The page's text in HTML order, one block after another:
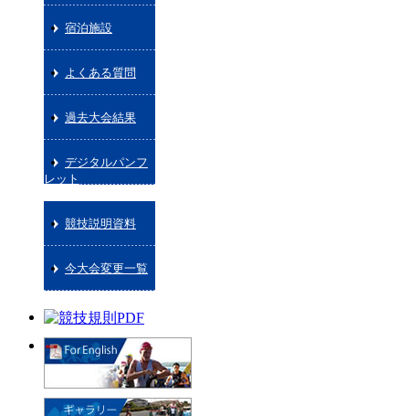
宿泊施設
よくある質問
過去大会結果
デジタルパンフ
レット
競技説明資料
今大会変更一覧